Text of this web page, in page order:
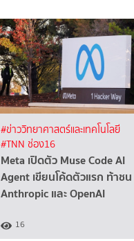
#ข่าววิทยาศาสตร์และเทคโนโลยี
#TNN ช่อง16
Meta เปิดตัว Muse Code AI
Agent เขียนโค้ดตัวแรก ท้าชน
Anthropic และ OpenAI
16